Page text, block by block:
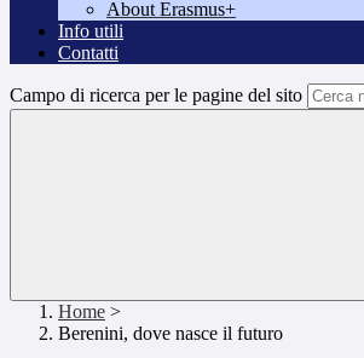
About Erasmus+
Info utili
Contatti
Campo di ricerca per le pagine del sito
Home >
Berenini, dove nasce il futuro